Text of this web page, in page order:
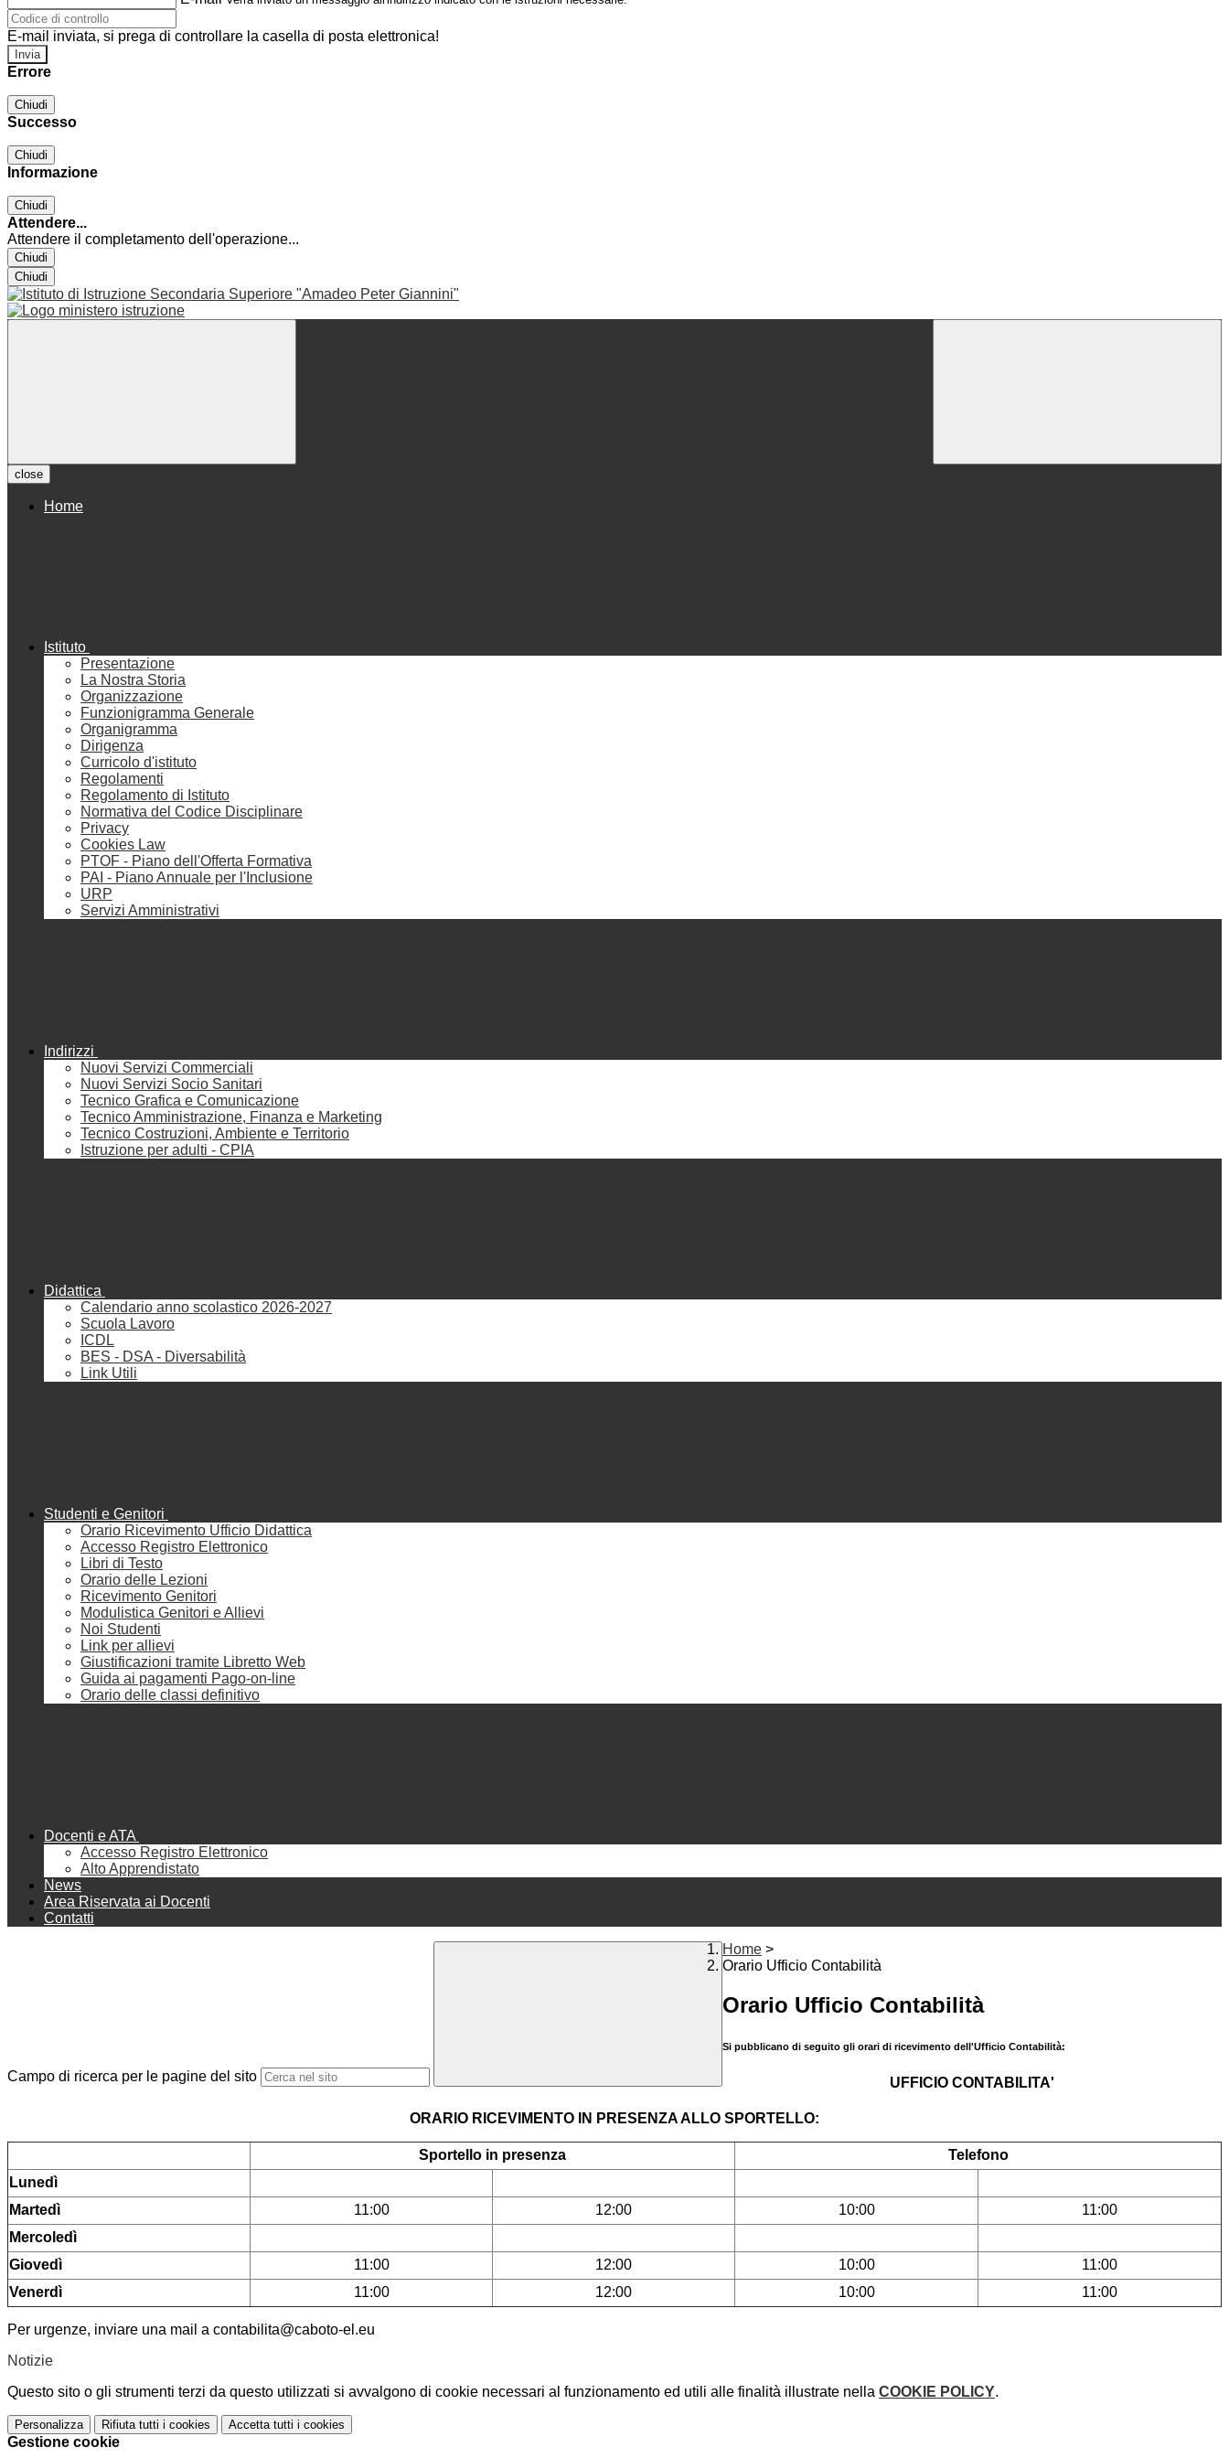
E-mail inviata, si prega di controllare la casella di posta elettronica!
Errore
Chiudi
Successo
Chiudi
Informazione
Chiudi
Attendere...
Attendere il completamento dell'operazione...
Chiudi
Chiudi
close
Home
Istituto
Presentazione
La Nostra Storia
Organizzazione
Funzionigramma Generale
Organigramma
Dirigenza
Curricolo d'istituto
Regolamenti
Regolamento di Istituto
Normativa del Codice Disciplinare
Privacy
Cookies Law
PTOF - Piano dell'Offerta Formativa
PAI - Piano Annuale per l'Inclusione
URP
Servizi Amministrativi
Indirizzi
Nuovi Servizi Commerciali
Nuovi Servizi Socio Sanitari
Tecnico Grafica e Comunicazione
Tecnico Amministrazione, Finanza e Marketing
Tecnico Costruzioni, Ambiente e Territorio
Istruzione per adulti - CPIA
Didattica
Calendario anno scolastico 2026-2027
Scuola Lavoro
ICDL
BES - DSA - Diversabilità
Link Utili
Studenti e Genitori
Orario Ricevimento Ufficio Didattica
Accesso Registro Elettronico
Libri di Testo
Orario delle Lezioni
Ricevimento Genitori
Modulistica Genitori e Allievi
Noi Studenti
Link per allievi
Giustificazioni tramite Libretto Web
Guida ai pagamenti Pago-on-line
Orario delle classi definitivo
Docenti e ATA
Accesso Registro Elettronico
Alto Apprendistato
News
Area Riservata ai Docenti
Contatti
Campo di ricerca per le pagine del sito
Home >
Orario Ufficio Contabilità
Orario Ufficio Contabilità
Si pubblicano di seguito gli orari di ricevimento dell'Ufficio Contabilità:
UFFICIO CONTABILITA'
ORARIO RICEVIMENTO IN PRESENZA ALLO SPORTELLO:
Sportello in presenza
Telefono
Lunedì
Martedì
11:00 12:00 10:00
11:00
Mercoledì
Giovedì
11:00 12:00 10:00
11:00
Venerdì
11:00 12:00 10:00 11:00
Per urgenze, inviare una mail a contabilita@caboto-el.eu
Notizie
Questo sito o gli strumenti terzi da questo utilizzati si avvalgono di cookie necessari al funzionamento ed utili alle finalità illustrate nella COOKIE POLICY.
Personalizza Rifiuta tutti i cookies Accetta tutti i cookies
Gestione cookie